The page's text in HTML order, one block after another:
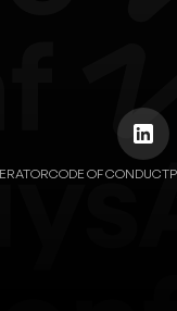
CODE OF CONDUCT